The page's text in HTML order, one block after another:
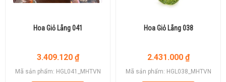
Hoa Giỏ Lẵng 041
3.409.120 ₫
Mã sản phẩm: HGL041_MHTVN
Hoa Giỏ Lẵng 038
2.431.000 ₫
Mã sản phẩm: HGL038_MHTVN